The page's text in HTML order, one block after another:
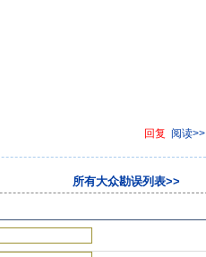
回复 阅读>>
所有大众勘误列表>>